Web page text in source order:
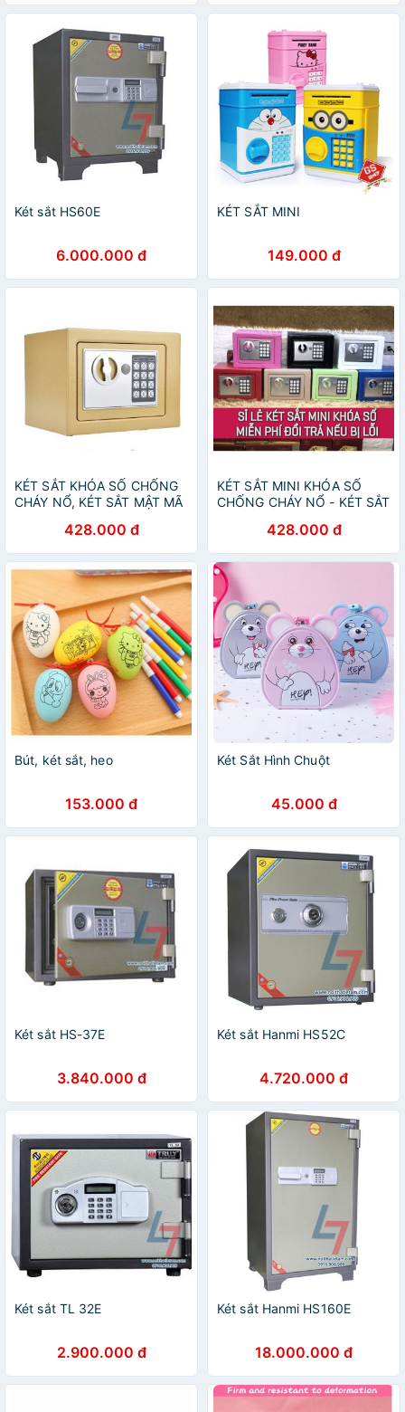
Két sắt HS60E
6.000.000 đ
KÉT SẮT MINI
149.000 đ
KÉT SẮT KHÓA SỐ CHỐNG
CHÁY NỔ, KÉT SẮT MẬT MÃ
428.000 đ
KÉT SẮT MINI KHÓA SỐ
CHỐNG CHÁY NỔ - KÉT SẮT
428.000 đ
Bút, két sắt, heo
153.000 đ
Két Sắt Hình Chuột
45.000 đ
Két sắt HS-37E
3.840.000 đ
Két sắt Hanmi HS52C
4.720.000 đ
Két sắt TL 32E
2.900.000 đ
Két sắt Hanmi HS160E
18.000.000 đ